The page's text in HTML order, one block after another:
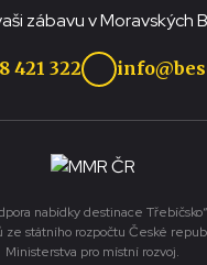
zábavu v Moravských
421 322
nabídky destinace
ze státního rozpočtu České
Ministerstva pro místní rozvoj.